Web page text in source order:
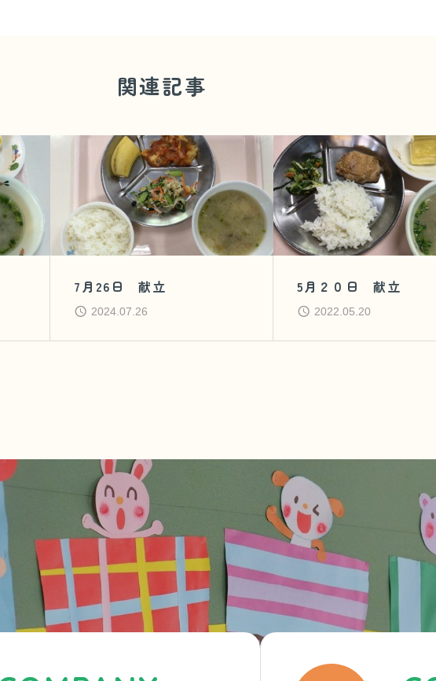
関連記事
7月26日 献立
2024.07.26
5月２０日 献立
2022.05.20